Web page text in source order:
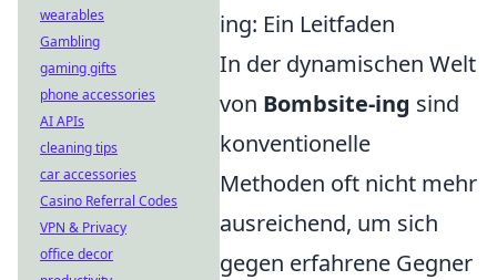
ing: Ein Leitfaden
In der dynamischen Welt
von Bombsite-ing sind
konventionelle
Methoden oft nicht mehr
ausreichend, um sich
gegen erfahrene Gegner
wearables
Gambling
gaming gifts
phone accessories
AI APIs
cleaning tips
car accessories
Casino Referral Codes
VPN & Privacy
office decor